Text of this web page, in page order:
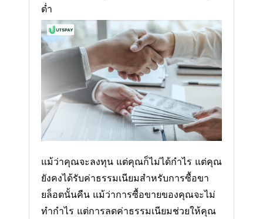
ต่ำ
แม้ว่าคุณจะลงทุน แต่คุณก็ไม่ได้กําไร แต่คุณ
ยังคงได้รับค่าธรรมเนียมสําหรับการซื้อขา
ยล็อตนั้นคืน แม้ว่าการซื้อขายของคุณจะไม่
ทํากําไร แต่การลดค่าธรรมเนียมช่วยให้คุณ